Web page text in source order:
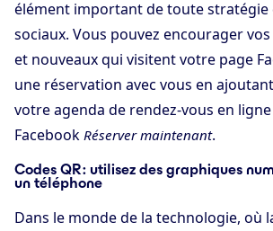
élément important de toute stratégie
sociaux. Vous pouvez encourager
et nouveaux qui visitent votre page
une réservation avec vous en
votre agenda de rendez-vous en
Facebook Réserver maintenant.
Codes QR : utilisez des graphiques
un téléphone
Dans le monde de la technologie, où